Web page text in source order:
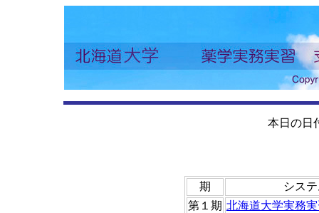
本日の日
期
シス
第１期 北海道大学実務